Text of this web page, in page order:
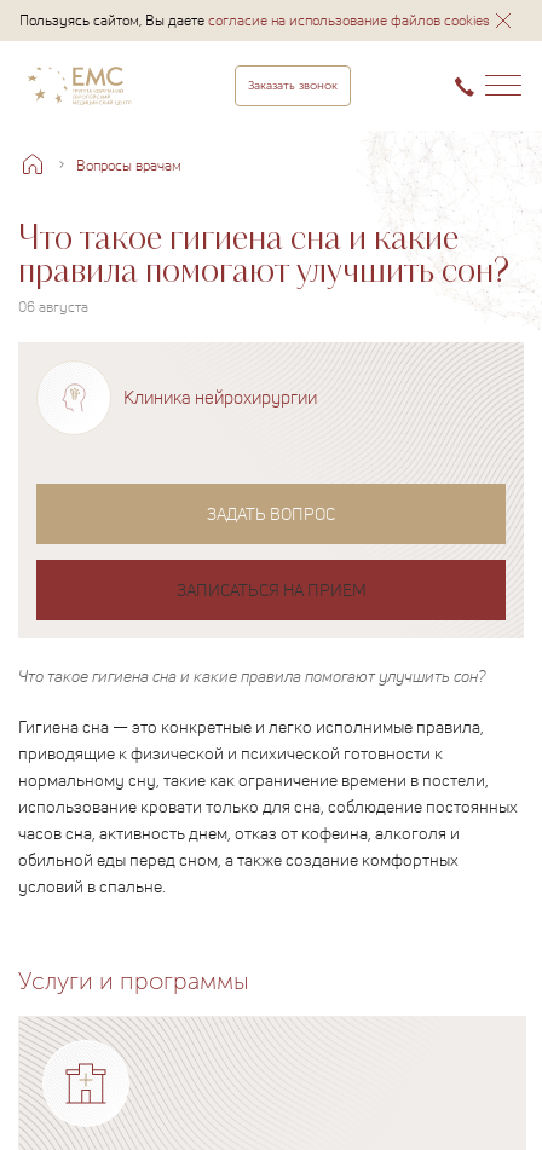
Пользуясь сайтом, Вы даетесогласие на использование файлов cookies
Заказать звонок
Вопросы врачам
Что такое гигиена сна и какие
правила помогают улучшить сон?
06 августа
Клиника нейрохирургии
ЗАДАТЬ ВОПРОС
ЗАПИСАТЬСЯ НА ПРИЕМ
Что такое гигиена сна и какие правила помогают улучшить сон?
Гигиена сна — это конкретные и легко исполнимые правила,
приводящие к физической и психической готовности к
нормальному сну, такие как ограничение времени в постели,
использование кровати только для сна, соблюдение постоянных
часов сна, активность днем, отказ от кофеина, алкоголя и
обильной еды перед сном, а также создание комфортных
условий в спальне.
Услуги и программы